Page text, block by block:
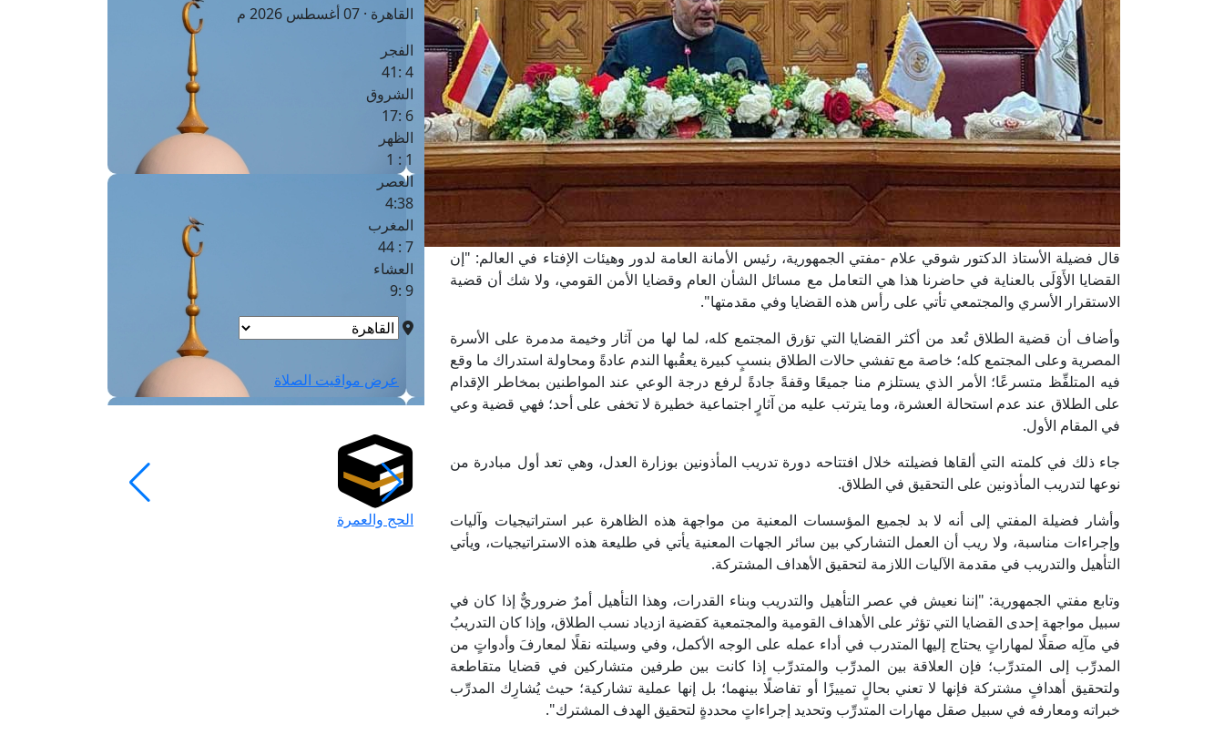
قال فضيلة الأستاذ الدكتور شوقي علام -مفتي الجمهورية، رئيس الأمانة العامة لدور وهيئات الإفتاء في العالم: "إن
القضايا الأَوْلَى بالعناية في حاضرنا هذا هي التعامل مع مسائل الشأن العام وقضايا الأمن القومي، ولا شك أن قضية
الاستقرار الأسري والمجتمعي تأتي على رأس هذه القضايا وفي مقدمتها".
وأضاف أن قضية الطلاق تُعد من أكثر القضايا التي تؤرق المجتمع كله، لما لها من آثار وخيمة مدمرة على الأسرة
المصرية وعلى المجتمع كله؛ خاصة مع تفشي حالات الطلاق بنسبٍ كبيرة يعقُبها الندم عادةً ومحاولة استدراك ما وقع
فيه المتلفِّظ متسرعًا؛ الأمر الذي يستلزم منا جميعًا وقفةً جادةً لرفع درجة الوعي عند المواطنين بمخاطر الإقدام
على الطلاق عند عدم استحالة العشرة، وما يترتب عليه من آثارٍ اجتماعية خطيرة لا تخفى على أحد؛ فهي قضية وعي
في المقام الأول.
جاء ذلك في كلمته التي ألقاها فضيلته خلال افتتاحه دورة تدريب المأذونين بوزارة العدل، وهي تعد أول مبادرة من
نوعها لتدريب المأذونين على التحقيق في الطلاق.
وأشار فضيلة المفتي إلى أنه لا بد لجميع المؤسسات المعنية من مواجهة هذه الظاهرة عبر استراتيجيات وآليات
وإجراءات مناسبة، ولا ريب أن العمل التشاركي بين سائر الجهات المعنية يأتي في طليعة هذه الاستراتيجيات، ويأتي
التأهيل والتدريب في مقدمة الآليات اللازمة لتحقيق الأهداف المشتركة.
وتابع مفتي الجمهورية: "إننا نعيش في عصر التأهيل والتدريب وبناء القدرات، وهذا التأهيل أمرٌ ضروريٌّ إذا كان في
سبيل مواجهة إحدى القضايا التي تؤثر على الأهداف القومية والمجتمعية كقضية ازدياد نسب الطلاق، وإذا كان التدريبُ
في مآلِه صقلًا لمهاراتٍ يحتاج إليها المتدرب في أداء عمله على الوجه الأكمل، وفي وسيلته نقلًا لمعارفَ وأدواتٍ من
المدرِّب إلى المتدرِّب؛ فإن العلاقة بين المدرِّب والمتدرِّب إذا كانت بين طرفين متشاركين في قضايا متقاطعة
ولتحقيق أهدافٍ مشتركة فإنها لا تعني بحالٍ تمييزًا أو تفاضلًا بينهما؛ بل إنها عملية تشاركية؛ حيث يُشارِك المدرِّب
خبراته ومعارفه في سبيل صقل مهارات المتدرِّب وتحديد إجراءاتٍ محددةٍ لتحقيق الهدف المشترك".
القاهرة · 07 أغسطس 2026 م
الفجر
4 :41
الشروق
6 :17
الظهر
1 : 1
العصر
4:38
المغرب
7 : 44
العشاء
9 :9
عرض مواقيت الصلاة
الحج والعمرة